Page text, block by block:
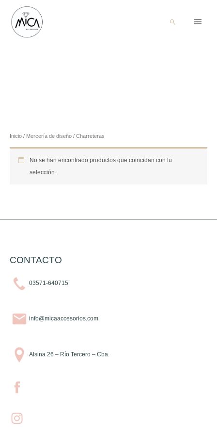
Buscar
Inicio / Mercería de diseño / Charreteras
No se han encontrado productos que coincidan con tu
selección.
CONTACTO
03571-640715
info@micaaccesorios.com
Alsina 26 – Río Tercero – Cba.